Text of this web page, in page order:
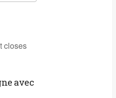
closes
avec